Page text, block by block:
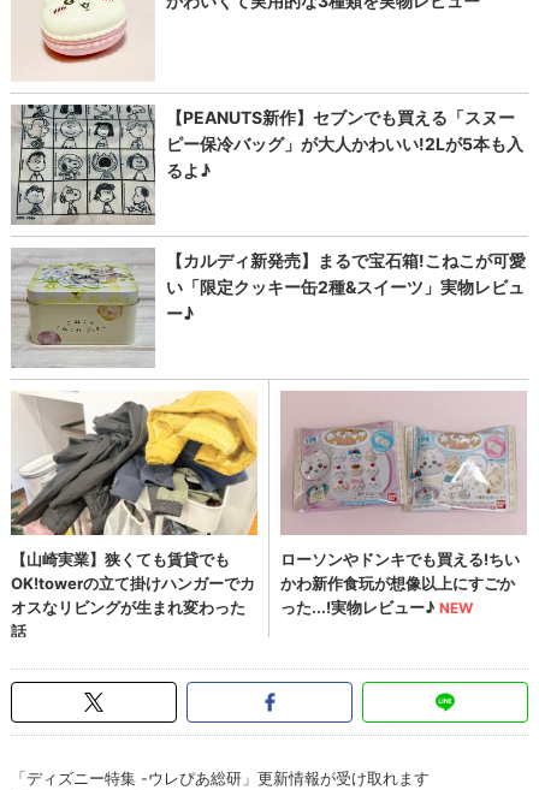
「ディズニー特集 -ウレぴあ総研」更新情報が受け取れます